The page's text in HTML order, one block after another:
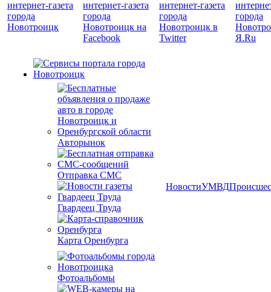
Авторынок
Отправка СМС
Гвардеец Труда
Карта Оренбурга
Фотоальбомы
НовостиУМВД